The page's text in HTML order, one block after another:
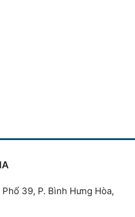
39, P. Bình Hưng Hòa,